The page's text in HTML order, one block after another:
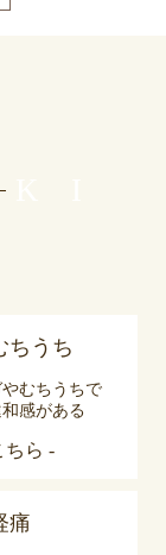
ちうち
むちうちで
感がある
ちら -
痛